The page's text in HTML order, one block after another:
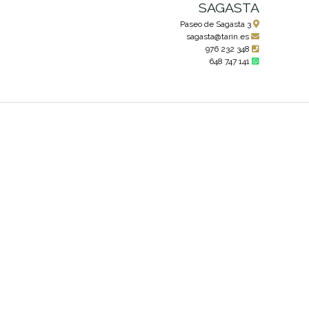
SAGASTA
Paseo de Sagasta 3
sagasta@tarin.es
976 232 348
648 747 141